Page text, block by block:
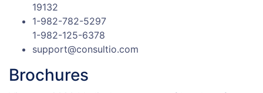
19132
1-982-782-5297
1-982-125-6378
support@consultio.com
Brochures